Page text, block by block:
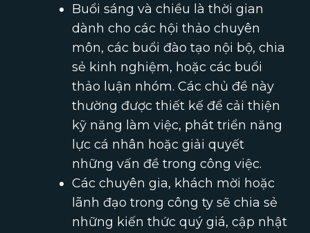
Buổi sáng và chiều là thời gian
dành cho các hội thảo chuyên
môn, các buổi đào tạo nội bộ, chia
sẻ kinh nghiệm, hoặc các buổi
thảo luận nhóm. Các chủ đề này
thường được thiết kế để cải thiện
kỹ năng làm việc, phát triển năng
lực cá nhân hoặc giải quyết
những vấn đề trong công việc.
Các chuyên gia, khách mời hoặc
lãnh đạo trong công ty sẽ chia sẻ
những kiến thức quý giá, cập nhật